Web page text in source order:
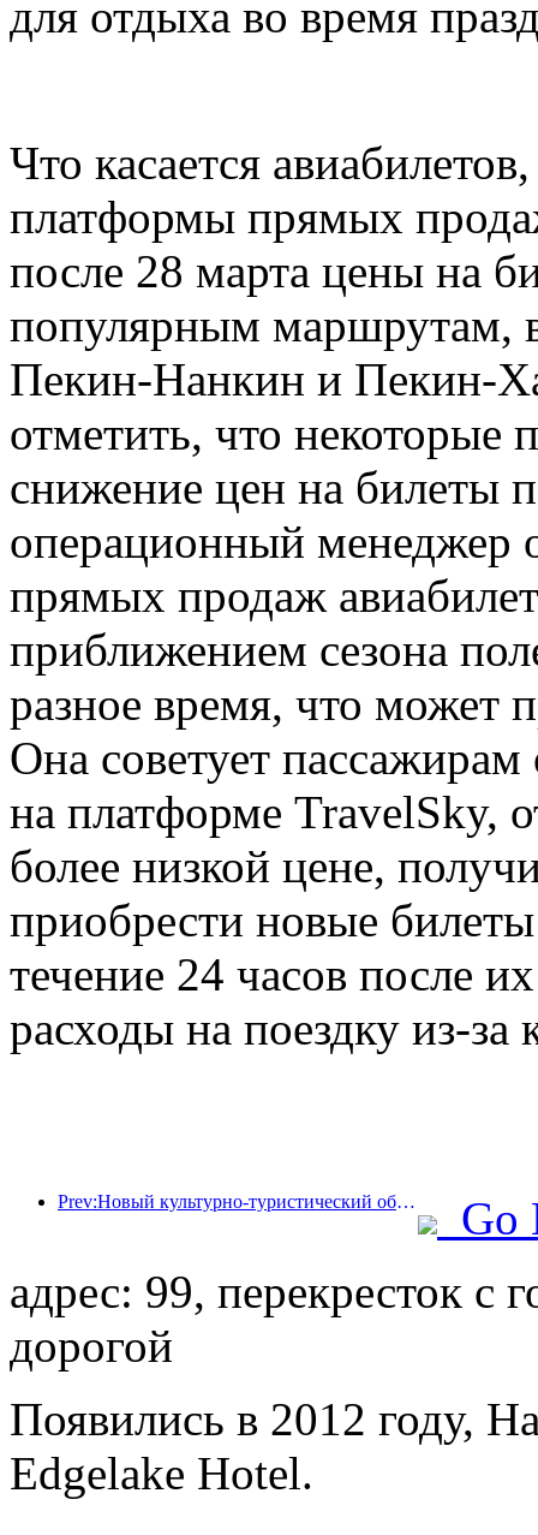
для отдыха во время
Что касается
платформы прямых
после 28 марта цены на
популярным маршрутам,
Пекин-Нанкин и Пекин-
отметить, что некоторые
снижение цен на билеты
операционный менеджер
прямых продаж
приближением сезона
разное время, что может
Она советует
на платформе TravelSky,
более низкой цене,
приобрести новые
течение 24 часов после
расходы на поездку из-за
Prev:Новый культурно-туристический объект в центре Пекина, парк «Пиннакл», официально откроется в этом году.
Go
адрес: 99, перекресток с
дорогой
Появились в 2012 году,
Edgelake Hotel.